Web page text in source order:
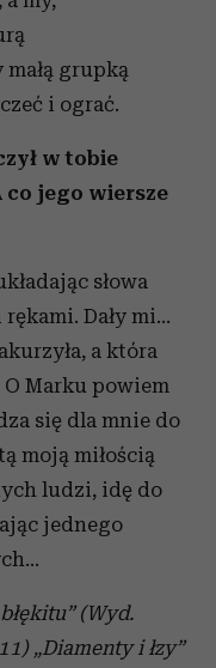
grupką
i ograć.
w tobie
co jego wiersze
słowa
Dały mi...
a która
Marku powiem
się dla mnie do
moją miłością
ludzi, idę do
jednego
(Wyd.
„Diamenty i łzy”